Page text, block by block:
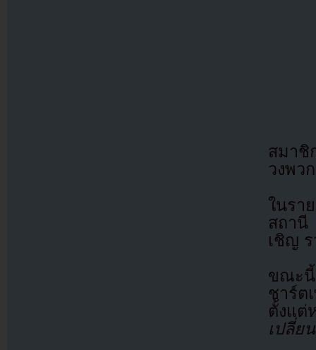
สมาชิ
วงพว
ในรา
สถานี
เชิญ
ขณะนี้
ชาร์ต
ตั้งแ
เปลี่ย